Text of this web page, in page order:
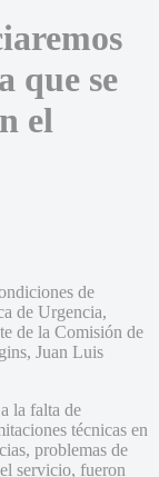
que se
el
de
de Urgencia,
de la Comisión de
Juan Luis
la falta de
técnicas en
problemas de
servicio, fueron